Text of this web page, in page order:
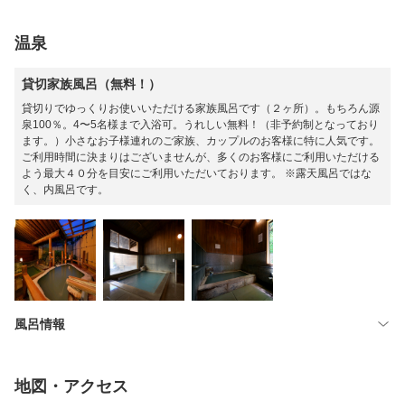
温泉
貸切家族風呂（無料！）
貸切りでゆっくりお使いいただける家族風呂です（２ヶ所）。もちろん源
泉100％。4〜5名様まで入浴可。うれしい無料！（非予約制となっており
ます。）小さなお子様連れのご家族、カップルのお客様に特に人気です。
ご利用時間に決まりはございませんが、多くのお客様にご利用いただける
よう最大４０分を目安にご利用いただいております。 ※露天風呂ではな
く、内風呂です。
風呂情報
地図・アクセス